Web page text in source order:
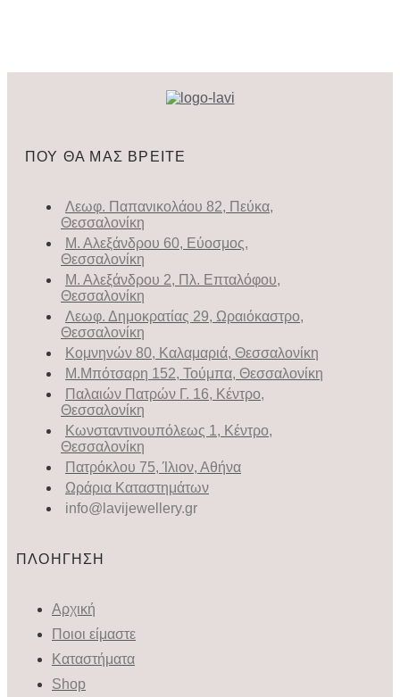
ΠΟΥ ΘΑ ΜΑΣ ΒΡΕΙΤΕ
Λεωφ. Παπανικολάου 82, Πεύκα,
Θεσσαλονίκη
Μ. Αλεξάνδρου 60, Εύοσμος,
Θεσσαλονίκη
Μ. Αλεξάνδρου 2, Πλ. Επταλόφου,
Θεσσαλονίκη
Λεωφ. Δημοκρατίας 29, Ωραιόκαστρο,
Θεσσαλονίκη
Κομνηνών 80, Καλαμαριά, Θεσσαλονίκη
Μ.Μπότσαρη 152, Τούμπα, Θεσσαλονίκη
Παλαιών Πατρών Γ. 16, Κέντρο,
Θεσσαλονίκη
Κωνσταντινουπόλεως 1, Κέντρο,
Θεσσαλονίκη
Πατρόκλου 75, Ίλιον, Αθήνα
Ωράρια Καταστημάτων
info@lavijewellery.gr
ΠΛΟΗΓΗΣΗ
Αρχική
Ποιοι είμαστε
Καταστήματα
Shop